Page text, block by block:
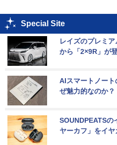
Special Site
レイズのプレミ
から「2×9R」が
AIスマートノー
ぜ魅力的なのか？
SOUNDPEATSの
ヤーカフ」をイ